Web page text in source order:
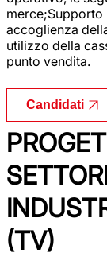
merce;Supporto
accoglienza
utilizzo della
punto vendita.
Candidati
(TV)